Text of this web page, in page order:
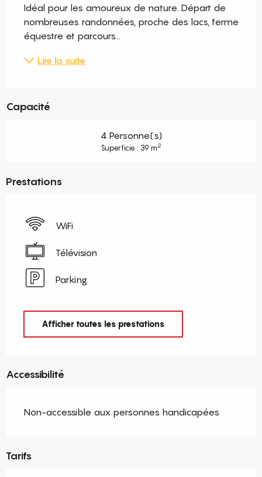
Idéal pour les amoureux de nature. Départ de
nombreuses randonnées, proche des lacs, ferme
équestre et parcours...
Lire la suite
Capacité
4 Personne(s)
Superficie : 39 m2
Prestations
WiFi
Télévision
Parking
Afficher toutes les prestations
Accessibilité
Non-accessible aux personnes handicapées
Tarifs